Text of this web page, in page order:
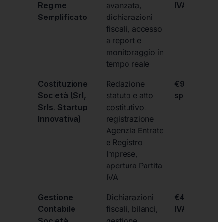
Regime
Semplificato
avanzata,
dichiarazioni
fiscali, accesso
a report e
monitoraggio in
tempo reale
IVA/
Costituzione
Società (Srl,
Srls, Startup
Innovativa)
Redazione
statuto e atto
costitutivo,
registrazione
Agenzia Entrate
e Registro
Imprese,
apertura Partita
IVA
€99 + IVA
spese
Gestione
Contabile
Dichiarazioni
fiscali, bilanci,
€499 +
IVA/